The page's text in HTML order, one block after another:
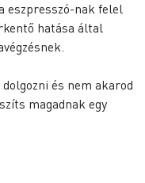
eszpresszó-nak felel
hatása által
és nem akarod
magadnak egy